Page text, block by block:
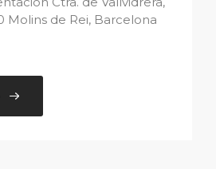
Molins de Rei, Barcelona